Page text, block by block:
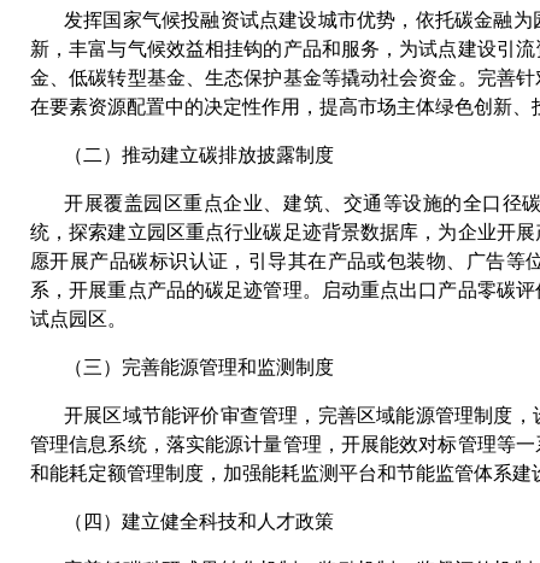
发挥国家气候投融资试点建设城市优势，依托碳金融
新，丰富与气候效益相挂钩的产品和服务，为试点建设引
金、低碳转型基金、生态保护基金等撬动社会资金。完善
在要素资源配置中的决定性作用，提高市场主体绿色创新
（二）推动建立碳排放披露制度
开展覆盖园区重点企业、建筑、交通等设施的全口径
统，探索建立园区重点行业碳足迹背景数据库，为企业开
愿开展产品碳标识认证，引导其在产品或包装物、广告
系，开展重点产品的碳足迹管理。启动重点出口产品零碳
试点园区。
（三）完善能源管理和监测制度
开展区域节能评价审查管理，完善区域能源管理制度
管理信息系统，落实能源计量管理，开展能效对标管理等
和能耗定额管理制度，加强能耗监测平台和节能监管体系建
（四）建立健全科技和人才政策